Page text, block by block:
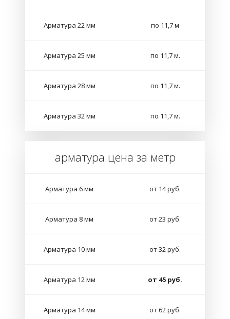
Арматура 22 мм по 11,7 м
Арматура 25 мм по 11,7 м.
Арматура 28 мм по 11,7 м.
Арматура 32 мм по 11,7 м.
арматура цена за метр
Арматура 6 мм от 14 руб.
Арматура 8 мм от 23 руб.
Арматура 10 мм от 32 руб.
Арматура 12 мм от 45 руб.
Арматура 14 мм от 62 руб.